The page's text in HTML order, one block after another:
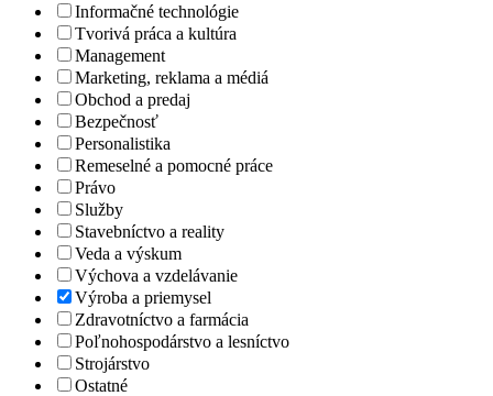
Informačné technológie
Tvorivá práca a kultúra
Management
Marketing, reklama a médiá
Obchod a predaj
Bezpečnosť
Personalistika
Remeselné a pomocné práce
Právo
Služby
Stavebníctvo a reality
Veda a výskum
Výchova a vzdelávanie
Výroba a priemysel
Zdravotníctvo a farmácia
Poľnohospodárstvo a lesníctvo
Strojárstvo
Ostatné